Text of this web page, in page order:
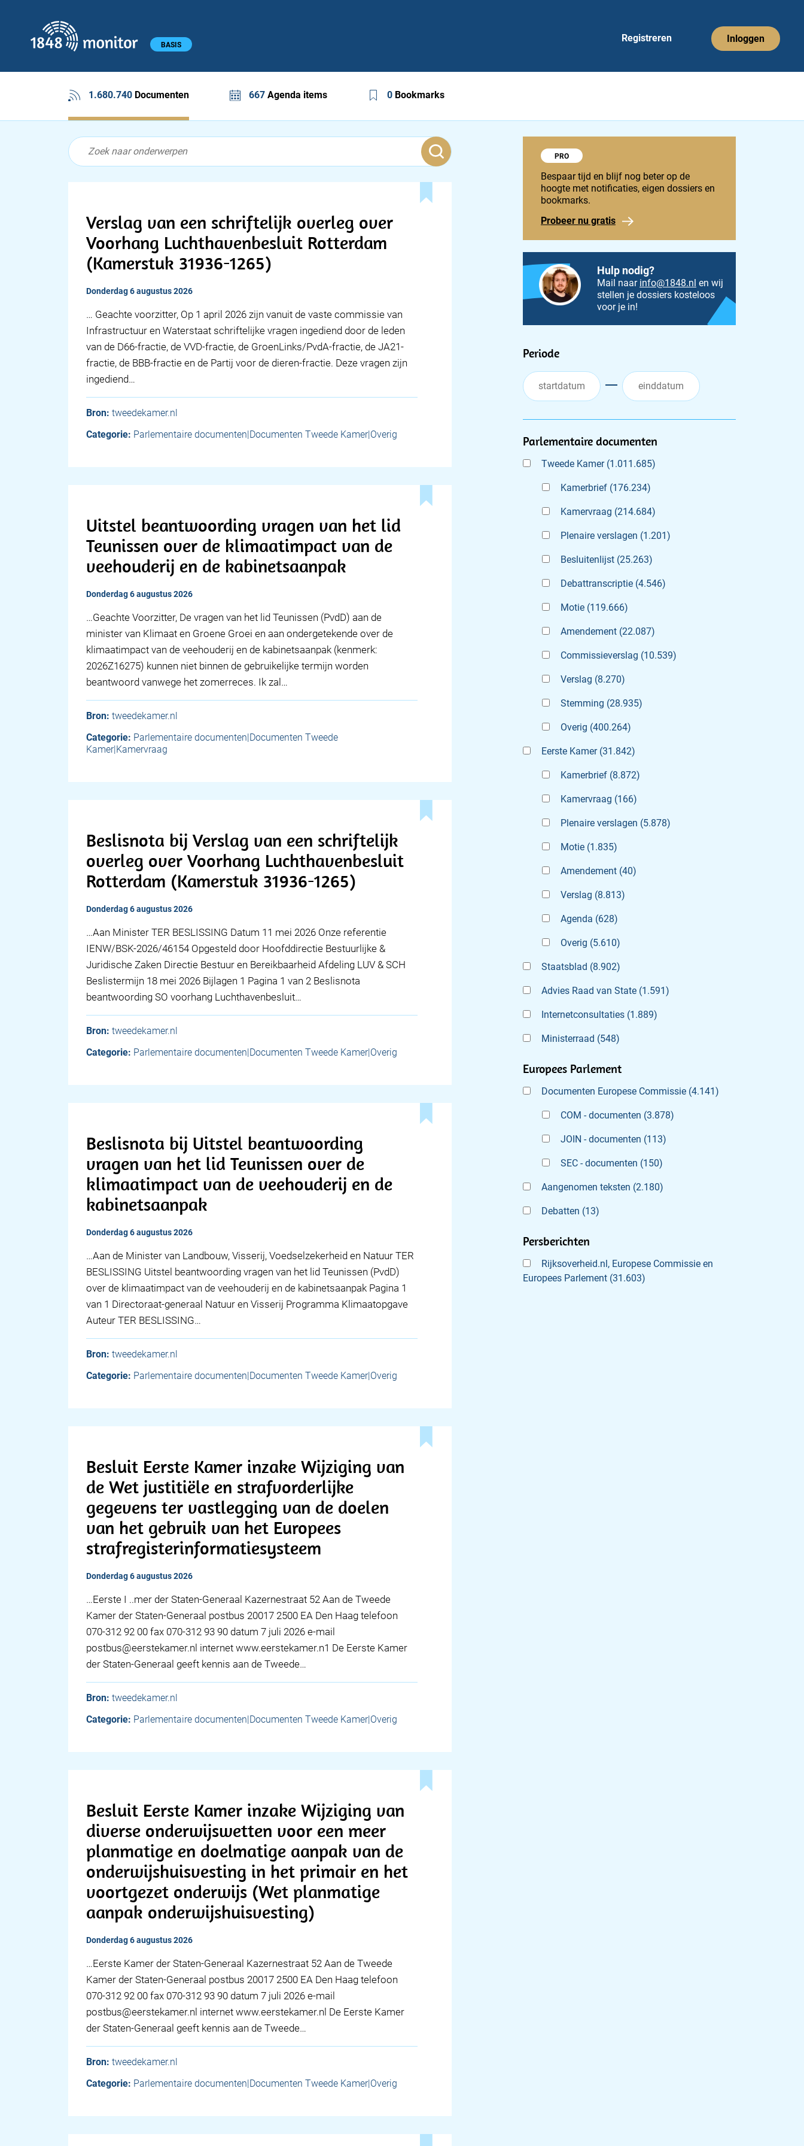
Hoofdmenu BASIS
Registreren Inloggen
1.680.740Documenten 667Agenda items 0 Bookmarks
Documenten feed
Feed
Verslag van een schriftelijk overleg over
Voorhang Luchthavenbesluit Rotterdam
(Kamerstuk 31936-1265)
donderdag 6 augustus 2026
… Geachte voorzitter, Op 1 april 2026 zijn vanuit de vaste commissie van
Infrastructuur en Waterstaat schriftelijke vragen ingediend door de leden
van de D66-fractie, de VVD-fractie, de GroenLinks/PvdA-fractie, de JA21-
fractie, de BBB-fractie en de Partij voor de dieren-fractie. Deze vragen zijn
ingediend…
Bron: tweedekamer.nl
Categorie: Parlementaire documenten|Documenten Tweede Kamer|Overig
Uitstel beantwoording vragen van het lid
Teunissen over de klimaatimpact van de
veehouderij en de kabinetsaanpak
donderdag 6 augustus 2026
… Geachte Voorzitter, De vragen van het lid Teunissen (PvdD) aan de
minister van Klimaat en Groene Groei en aan ondergetekende over de
klimaatimpact van de veehouderij en de kabinetsaanpak (kenmerk:
2026Z16275) kunnen niet binnen de gebruikelijke termijn worden
beantwoord vanwege het zomerreces. Ik zal…
Bron: tweedekamer.nl
Categorie: Parlementaire documenten|Documenten Tweede
Kamer|Kamervraag
Beslisnota bij Verslag van een schriftelijk
overleg over Voorhang Luchthavenbesluit
Rotterdam (Kamerstuk 31936-1265)
donderdag 6 augustus 2026
…Aan Minister TER BESLISSING Datum 11 mei 2026 Onze referentie
IENW/BSK-2026/46154 Opgesteld door Hoofddirectie Bestuurlijke &
Juridische Zaken Directie Bestuur en Bereikbaarheid Afdeling LUV & SCH
Beslistermijn 18 mei 2026 Bijlagen 1 Pagina 1 van 2 Beslisnota
beantwoording SO voorhang Luchthavenbesluit…
Bron: tweedekamer.nl
Categorie: Parlementaire documenten|Documenten Tweede Kamer|Overig
Beslisnota bij Uitstel beantwoording
vragen van het lid Teunissen over de
klimaatimpact van de veehouderij en de
kabinetsaanpak
donderdag 6 augustus 2026
…Aan de Minister van Landbouw, Visserij, Voedselzekerheid en Natuur TER
BESLISSING Uitstel beantwoording vragen van het lid Teunissen (PvdD)
over de klimaatimpact van de veehouderij en de kabinetsaanpak Pagina 1
van 1 Directoraat-generaal Natuur en Visserij Programma Klimaatopgave
Auteur TER BESLISSING…
Bron: tweedekamer.nl
Categorie: Parlementaire documenten|Documenten Tweede Kamer|Overig
Besluit Eerste Kamer inzake Wijziging van
de Wet justitiële en strafvorderlijke
gegevens ter vastlegging van de doelen
van het gebruik van het Europees
strafregisterinformatiesysteem
donderdag 6 augustus 2026
…Eerste I ..mer der Staten-Generaal Kazernestraat 52 Aan de Tweede
Kamer der Staten-Generaal postbus 20017 2500 EA Den Haag telefoon
070-312 92 00 fax 070-312 93 90 datum 7 juli 2026 e-mail
postbus@eerstekamer.nl internet www.eerstekamer.n1 De Eerste Kamer
der Staten-Generaal geeft kennis aan de Tweede…
Bron: tweedekamer.nl
Categorie: Parlementaire documenten|Documenten Tweede Kamer|Overig
Besluit Eerste Kamer inzake Wijziging van
diverse onderwijswetten voor een meer
planmatige en doelmatige aanpak van de
onderwijshuisvesting in het primair en het
voortgezet onderwijs (Wet planmatige
aanpak onderwijshuisvesting)
donderdag 6 augustus 2026
…Eerste Kamer der Staten-Generaal Kazernestraat 52 Aan de Tweede
Kamer der Staten-Generaal postbus 20017 2500 EA Den Haag telefoon
070-312 92 00 fax 070-312 93 90 datum 7 juli 2026 e-mail
postbus@eerstekamer.nl internet www.eerstekamer.nl De Eerste Kamer
der Staten-Generaal geeft kennis aan de Tweede…
Bron: tweedekamer.nl
Categorie: Parlementaire documenten|Documenten Tweede Kamer|Overig
Probeer 1848 Pro
PRO
Bespaar tijd en blijf nog beter op de
hoogte met notificaties, eigen dossiers en
bookmarks.
Probeer nu gratis
Hulp nodig?
Mail naar info@1848.nl en wij
stellen je dossiers kosteloos
voor je in!
Filters
Periode
Parlementaire documenten
Tweede Kamer (1.011.685)
Kamerbrief (176.234)
Kamervraag (214.684)
Plenaire verslagen (1.201)
Besluitenlijst (25.263)
Debattranscriptie (4.546)
Motie (119.666)
Amendement (22.087)
Commissieverslag (10.539)
Verslag (8.270)
Stemming (28.935)
Overig (400.264)
Eerste Kamer (31.842)
Kamerbrief (8.872)
Kamervraag (166)
Plenaire verslagen (5.878)
Motie (1.835)
Amendement (40)
Verslag (8.813)
Agenda (628)
Overig (5.610)
Staatsblad (8.902)
Advies Raad van State (1.591)
Internetconsultaties (1.889)
Ministerraad (548)
Europees Parlement
Documenten Europese Commissie (4.141)
COM - documenten (3.878)
JOIN - documenten (113)
SEC - documenten (150)
Aangenomen teksten (2.180)
Debatten (13)
Persberichten
Rijksoverheid.nl, Europese Commissie en
Europees Parlement (31.603)